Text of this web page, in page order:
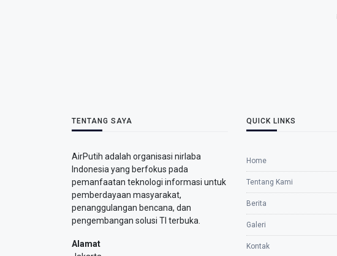
TENTANG SAYA
AirPutih adalah organisasi nirlaba
Indonesia yang berfokus pada
pemanfaatan teknologi informasi untuk
pemberdayaan masyarakat,
penanggulangan bencana, dan
pengembangan solusi TI terbuka.
Alamat
QUICK LINKS
Home
Tentang Kami
Berita
Galeri
Kontak